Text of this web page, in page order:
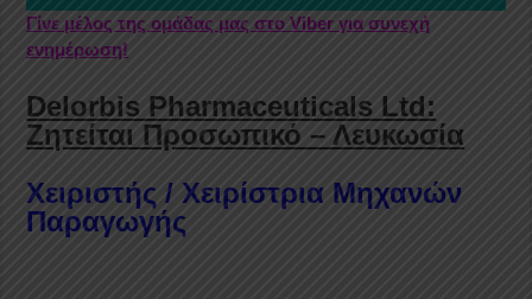
Γίνε μέλος της ομάδας μας στο Viber για συνεχή
ενημέρωση!
Delorbis Pharmaceuticals Ltd:
Ζητείται Προσωπικό – Λευκωσία
Χειριστής / Χειρίστρια Μηχανών
Παραγωγής